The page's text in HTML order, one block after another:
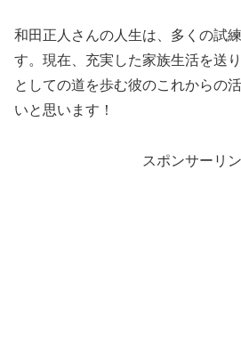
和田正人さんの人生は、多くの試
す。現在、充実した家族生活を送
としての道を歩む彼のこれからの
いと思います！
スポンサーリ